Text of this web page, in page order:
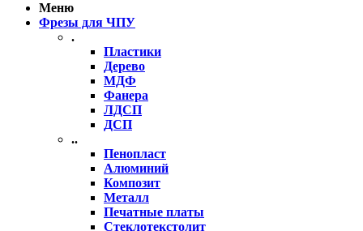
Меню
Фрезы для ЧПУ
.
Пластики
Дерево
МДФ
Фанера
ЛДСП
ДСП
..
Пенопласт
Алюминий
Композит
Металл
Печатные платы
Стеклотекстолит